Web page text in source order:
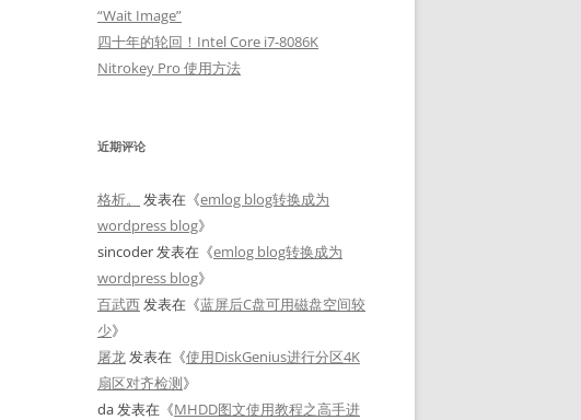
“Wait Image”
四十年的轮回！Intel Core i7-8086K
Nitrokey Pro 使用方法
近期评论
格析。 发表在《emlog blog转换成为
wordpress blog》
sincoder发表在《emlog blog转换成为
wordpress blog》
百武西发表在《蓝屏后C盘可用磁盘空间较
少》
屠龙发表在《使用DiskGenius进行分区4K
扇区对齐检测》
da发表在《MHDD图文使用教程之高手进